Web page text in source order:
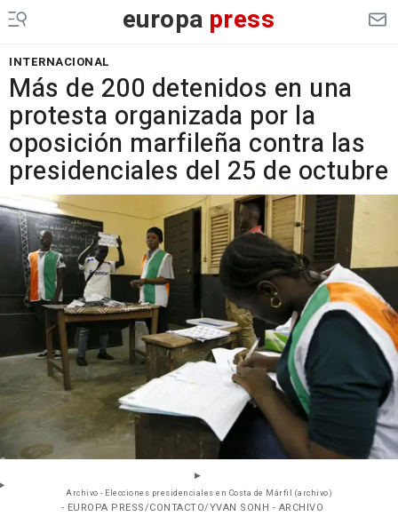
europa press
INTERNACIONAL
Más de 200 detenidos en una
protesta organizada por la
oposición marfileña contra las
presidenciales del 25 de octubre
Archivo - Elecciones presidenciales en Costa de Márfil (archivo)
- EUROPA PRESS/CONTACTO/YVAN SONH - ARCHIVO